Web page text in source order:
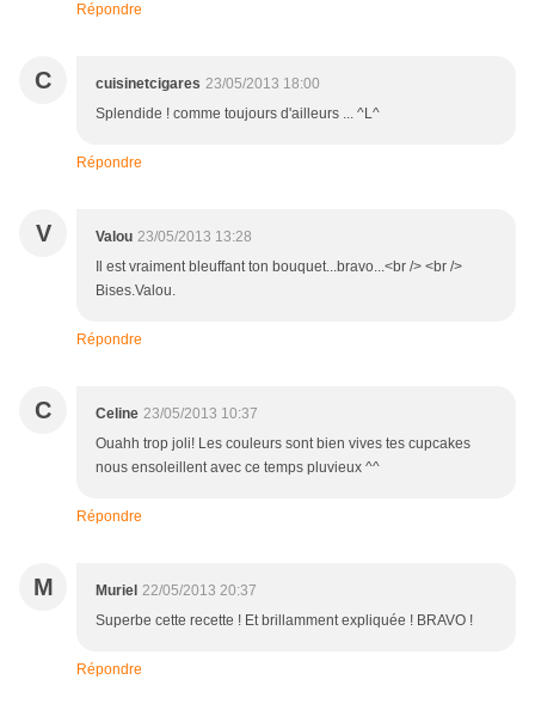
Répondre
C cuisinetcigares 23/05/2013 18:00
Splendide ! comme toujours d'ailleurs ... ^L^
Répondre
V Valou 23/05/2013 13:28
Il est vraiment bleuffant ton bouquet...bravo...<br /> <br />
Bises.Valou.
Répondre
C Celine 23/05/2013 10:37
Ouahh trop joli! Les couleurs sont bien vives tes cupcakes
nous ensoleillent avec ce temps pluvieux ^^
Répondre
M Muriel 22/05/2013 20:37
Superbe cette recette ! Et brillamment expliquée ! BRAVO !
Répondre